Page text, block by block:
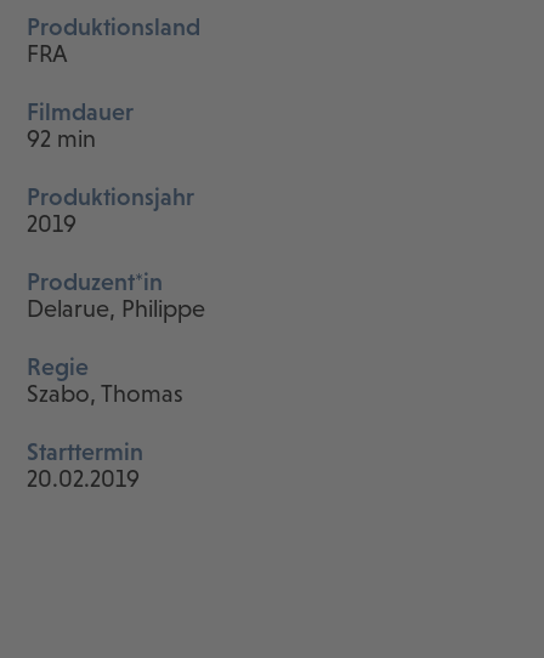
Produktionsland
FRA
Filmdauer
92 min
Produktionsjahr
2019
Produzent*in
Delarue, Philippe
Regie
Szabo, Thomas
Starttermin
20.02.2019